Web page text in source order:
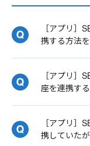
［アプリ］
携する方法を
［アプリ］
座を連携す
［アプリ］
携していた